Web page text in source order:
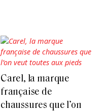
Carel, la marque
française de
chaussures que l’on